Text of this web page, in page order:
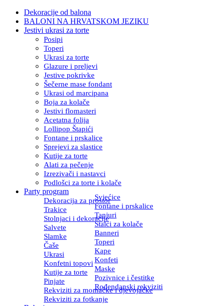
Dekoracije od balona
BALONI NA HRVATSKOM JEZIKU
Jestivi ukrasi za torte
Posipi
Toperi
Ukrasi za torte
Glazure i preljevi
Jestive pokrivke
Šečerne mase fondant
Ukrasi od marcipana
Boja za kolače
Jestivi flomasteri
Acetatna folija
Lollipop Štapići
Fontane i prskalice
Sprejevi za slastice
Kutije za torte
Alati za pečenje
Izrezivači i nastavci
Podlošci za torte i kolače
Party program
Dekoracija za prostor
Svjećice
Trakice
Fontane i prskalice
Stolnjaci i dekoracije
Tanjuri
Salvete
Stalci za kolače
Slamke
Banneri
Čaše
Toperi
Ukrasi
Kape
Konfetni topovi Konfeti
Kutije za torte
Maske
Pinjate
Pozivnice i čestitke
Rekviziti za momačke i djevojačke
Rođendanski rekviziti
Rekviziti za fotkanje